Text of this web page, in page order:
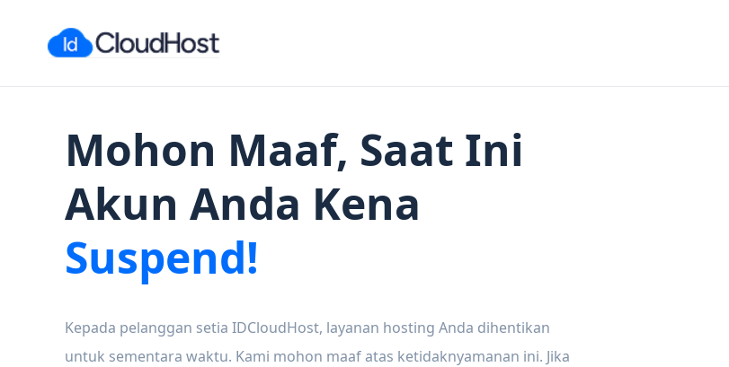
Mohon Maaf, Saat Ini
Akun Anda Kena
Suspend!
Kepada pelanggan setia IDCloudHost, layanan hosting Anda dihentikan
untuk sementara waktu. Kami mohon maaf atas ketidaknyamanan ini. Jika